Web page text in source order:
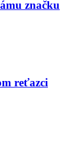
značku
reťazci